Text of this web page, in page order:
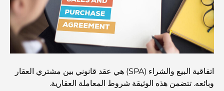
Families
أشياء يمكنك القيام بها في دبي خلال فصل الصيف: دليلك الأمثل
للتغلب على الحرارة
أفضل الهدايا الفاخرة للرجال: أفكار هدايا مميزة وخالدة
اتفاقية البيع والشراء (SPA) هي عقد قانوني بين مشتري العقار
وبائعه. تتضمن هذه الوثيقة شروط المعاملة العقارية.